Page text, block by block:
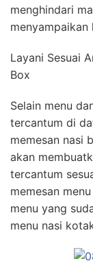
menghindari
menyampaikan
Layani Sesuai
Box
Selain menu
tercantum di
memesan nasi
akan
tercantum
memesan
menu yang
menu nasi